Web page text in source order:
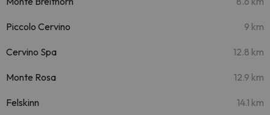
Piccolo Cervino 9 km
Cervino Spa 12.8 km
Monte Rosa 12.9 km
Felskinn 14.1 km